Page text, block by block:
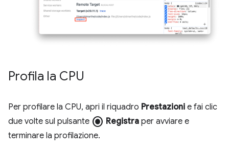
Profila la CPU
Per profilare la CPU, apri il riquadro Prestazioni e fai clic
due volte sul pulsante radio_button_checked Registra per avviare e
terminare la profilazione.